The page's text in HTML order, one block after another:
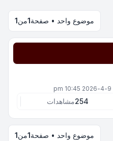
موضوع واحد • صفحة1من1
254مشاهدات
موضوع واحد • صفحة1من1